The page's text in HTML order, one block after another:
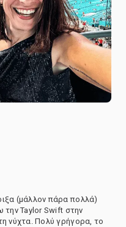
(μάλλον πάρα πολλά)
την Taylor Swift στην
νύχτα. Πολύ γρήγορα, το